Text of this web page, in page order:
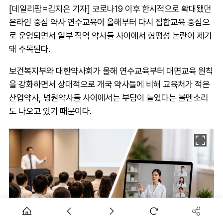
[데일리팜=김지은 기자] 코로나19 이후 한시적으로 확대됐던
온라인 중심 약사 연수교육이 올해부터 다시 집합교육 중심으
로 운영되면서 일부 직역 약사들 사이에서 형평성 논란이 제기
돼 주목된다.
보건복지부와 대한약사회가 올해 연수교육부터 대면교육 원칙
을 강화하면서 상대적으로 개국 약사들에 비해 교육처가 적은
산업약사, 병원약사들 사이에서는 부담이 늘었다는 볼멘소리
도 나오고 있기 때문이다.